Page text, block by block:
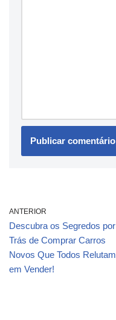
ANTERIOR
Descubra os Segredos por
Trás de Comprar Carros
Novos Que Todos Relutam
em Vender!